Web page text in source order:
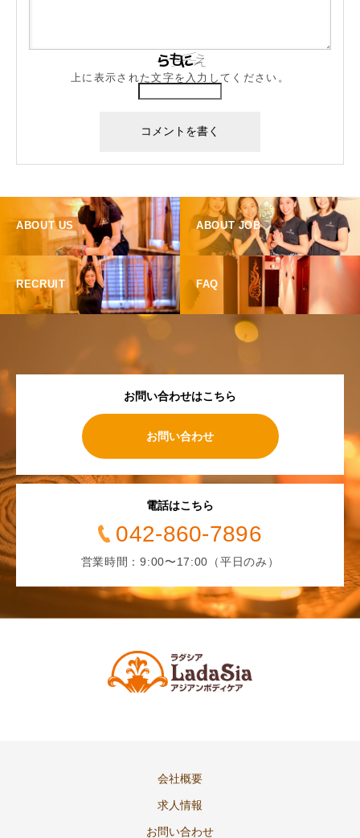
上に表示された文字を入力してください。
ABOUT US ABOUT JOB
RECRUIT FAQ
お問い合わせはこちら
お問い合わせ
電話はこちら
042-860-7896
営業時間：9:00〜17:00（平日のみ）
会社概要
求人情報
お問い合わせ